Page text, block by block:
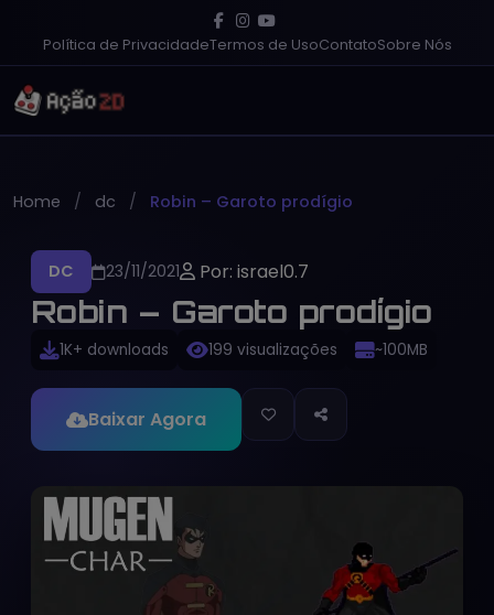
Política de PrivacidadeTermos de UsoContatoSobre Nós
Home dc Robin – Garoto prodígio
DC 23/11/2021 Por: israel0.7
Robin – Garoto prodígio
1K+ downloads 199 visualizações ~100MB
Baixar Agora